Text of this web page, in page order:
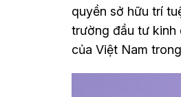
quyền sở hữu trí
trường đầu tư kinh
của Việt Nam